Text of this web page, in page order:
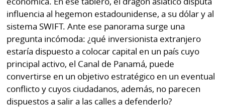
SERVICIOS
E-
Paper
Buscador
Comunicados
Contenido
de
marcas
RSS
Temas
influencia al hegemon estadounidense, a su dólar y al
sistema SWIFT. Ante ese panorama surge una
pregunta incómoda: ¿qué inversionista extranjero
estaría dispuesto a colocar capital en un país cuyo
principal activo, el Canal de Panamá, puede
convertirse en un objetivo estratégico en un eventual
conflicto y cuyos ciudadanos, además, no parecen
dispuestos a salir a las calles a defenderlo?